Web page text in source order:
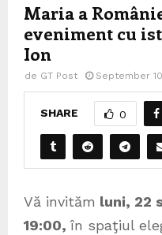
Maria a
eveniment cu
Ion
de GT Post September
SHARE 0
Vă invităm luni, 22
19:00, în spaţiul